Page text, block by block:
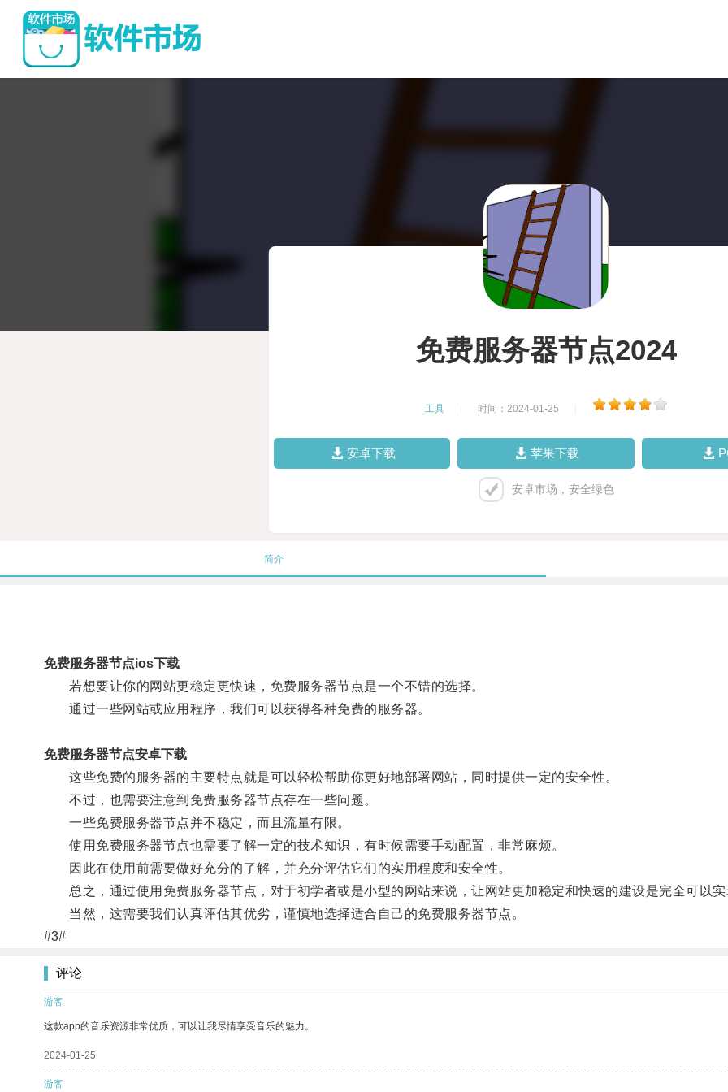
免费服务器节点2024
工具 时间：2024-01-25
安卓下载 苹果下载
安卓市场，安全绿色
简介
免费服务器节点ios下载
若想要让你的网站更稳定更快速，免费服务器节点是一个不错的选择。
通过一些网站或应用程序，我们可以获得各种免费的服务器。
免费服务器节点安卓下载
这些免费的服务器的主要特点就是可以轻松帮助你更好地部署网站，同时提供一定的安全性。
不过，也需要注意到免费服务器节点存在一些问题。
一些免费服务器节点并不稳定，而且流量有限。
使用免费服务器节点也需要了解一定的技术知识，有时候需要手动配置，非常麻烦。
因此在使用前需要做好充分的了解，并充分评估它们的实用程度和安全性。
总之，通过使用免费服务器节点，对于初学者或是小型的网站来说，让网站更加稳定和快速的建设是完全可以实
当然，这需要我们认真评估其优劣，谨慎地选择适合自己的免费服务器节点。
#3#
评论
游客
这款app的音乐资源非常优质，可以让我尽情享受音乐的魅力。
2024-01-25
游客